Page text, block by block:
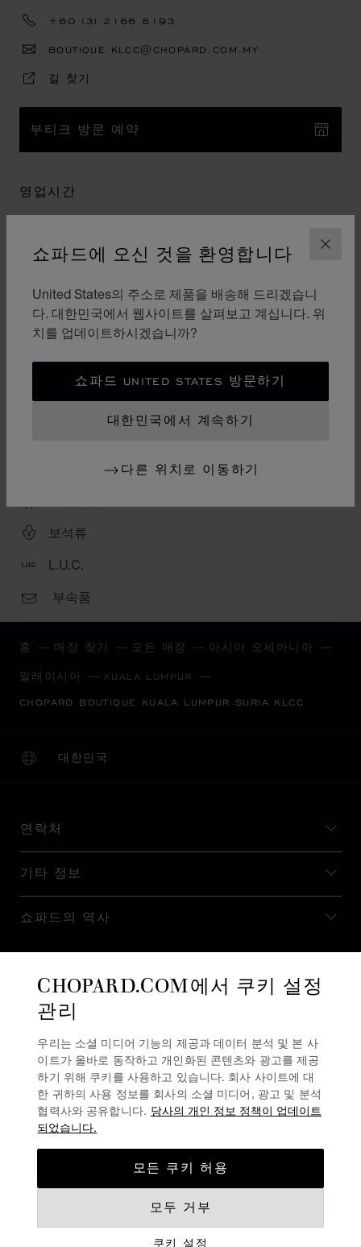
닫기
쇼파드에 오신 것을 환영합니다
United States의 주소로 제품을 배송해 드리겠습니
다. 대한민국에서 웹사이트를 살펴보고 계십니다. 위
치를 업데이트하시겠습니까?
쇼파드 UNITED STATES 방문하기
대한민국에서 계속하기
다른 위치로 이동하기
+60 (3) 2166 8193
BOUTIQUE.KLCC@CHOPARD.COM.MY
길 찾기
부티크 방문 예약
영업시간
화요일 10:00 AM - 10:00 PM
수요일 10:00 AM - 10:00 PM
목요일 10:00 AM - 10:00 PM
10:00 AM - 10:00 PM
10:00 AM - 10:00 PM
보석류
L.U.C.
부속품
홈 매장 찾기 모든 매장 아시아 오세아니아
말레이시아 KUALA LUMPUR
CHOPARD BOUTIQUE KUALA LUMPUR SURIA KLCC
대한민국
현지화(국가 변경)
국가 변경
연락처
기타 정보
쇼파드의 역사
뉴스레터 구독
개인정보 보호정책
CHOPARD.COM에서 쿠키 설정
관리
우리는 소셜 미디어 기능의 제공과 데이터 분석 및 본 사
이트가 올바로 동작하고 개인화된 콘텐츠와 광고를 제공
하기 위해 쿠키를 사용하고 있습니다. 회사 사이트에 대
한 귀하의 사용 정보를 회사의 소셜 미디어, 광고 및 분석
협력사와 공유합니다. 당사의 개인 정보 정책이 업데이트
되었습니다.
쿠키 설정
모두 거부
모든 쿠키 허용